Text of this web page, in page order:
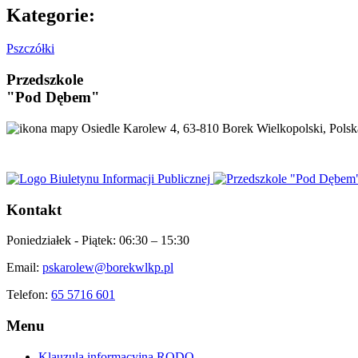
Kategorie:
Pszczółki
Przedszkole
"Pod Dębem"
Osiedle Karolew 4, 63-810 Borek Wielkopolski,
Kontakt
Poniedziałek - Piątek: 06:30 – 15:30
Email: pskarolew@borekwlkp.pl
Telefon: 65 5716 601
Menu